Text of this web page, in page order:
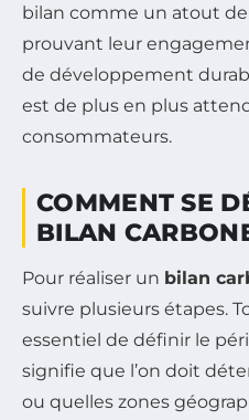
bilan comme un atout
prouvant leur
de développement
est de plus en plus
consommateurs.
COMMENT SE
BILAN
Pour réaliser un bilan
suivre plusieurs étapes.
essentiel de définir le
signifie que l’on doit
ou quelles zones